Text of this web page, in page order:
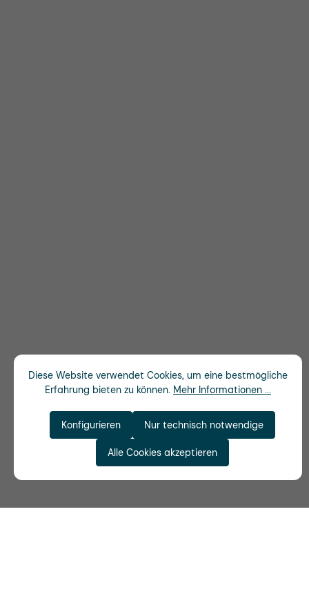
Diese Website verwendet Cookies, um eine bestmögliche
Erfahrung bieten zu können. Mehr Informationen ...
Nur technisch notwendige
Konfigurieren
Alle Cookies akzeptieren